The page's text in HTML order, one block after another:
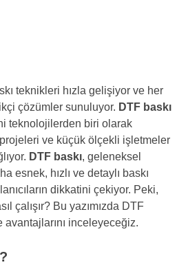
teknikleri hızla gelişiyor ve her
çözümler sunuluyor. DTF baskı
teknolojilerden biri olarak
ve küçük ölçekli işletmeler
DTF baskı, geleneksel
esnek, hızlı ve detaylı baskı
dikkatini çekiyor. Peki,
çalışır? Bu yazımızda DTF
avantajlarını inceleyeceğiz.